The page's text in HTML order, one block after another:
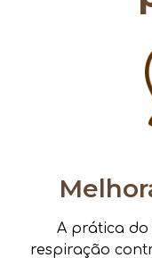
A prática do
respiração